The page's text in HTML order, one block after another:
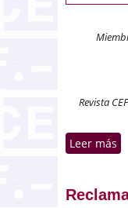
Revista
Leer más